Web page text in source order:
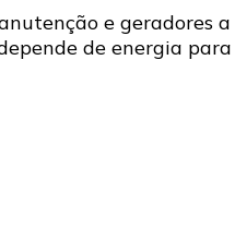
e geradores
de energia